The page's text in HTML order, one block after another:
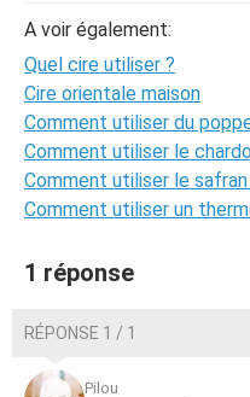
A voir également:
Quel cire utiliser ?
Cire orientale maison
Comment utiliser du
Comment utiliser le
Comment utiliser le
Comment utiliser un
1 réponse
RÉPONSE 1 / 1
Pilou